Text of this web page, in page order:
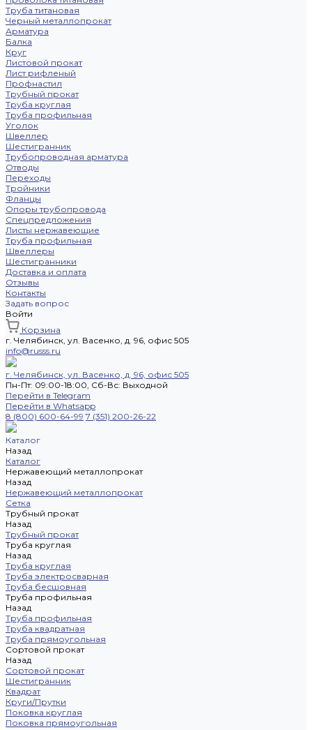
Труба титановая
Черный металлопрокат
Арматура
Балка
Круг
Листовой прокат
Лист рифленый
Профнастил
Трубный прокат
Труба круглая
Труба профильная
Уголок
Швеллер
Шестигранник
Трубопроводная арматура
Отводы
Переходы
Тройники
Фланцы
Опоры трубопровода
Спецпредложения
Листы нержавеющие
Труба профильная
Швеллеры
Шестигранники
Доставка и оплата
Отзывы
Контакты
Задать вопрос
Войти
Корзина
г. Челябинск, ул. Васенко, д. 96, офис 505
info@russs.ru
г. Челябинск, ул. Васенко, д. 96, офис 505
Пн-Пт: 09:00-18:00, Cб-Вс: Выходной
Перейти в Telegram
Перейти в Whatsapp
8 (800) 600-64-99 7 (351) 200-26-22
Каталог
Назад
Каталог
Нержавеющий металлопрокат
Назад
Нержавеющий металлопрокат
Сетка
Трубный прокат
Назад
Трубный прокат
Труба круглая
Назад
Труба круглая
Труба электросварная
Труба бесшовная
Труба профильная
Назад
Труба профильная
Труба квадратная
Труба прямоугольная
Сортовой прокат
Назад
Сортовой прокат
Шестигранник
Квадрат
Круги/Прутки
Поковка круглая
Поковка прямоугольная